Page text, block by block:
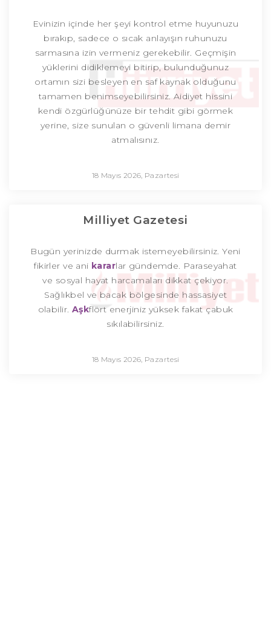
Evinizin içinde her şeyi kontrol etme huyunuzu
bırakıp, sadece o sıcak anlayışın ruhunuzu
sarmasına izin vermeniz gerekebilir. Geçmişin
yüklerini didiklemeyi bitirip, bulunduğunuz
ortamın sizi besleyen en saf kaynak olduğunu
tamamen benimseyebilirsiniz. Aidiyet hissini
kendi özgürlüğünüze bir tehdit gibi görmek
yerine, size sunulan o güvenli limana demir
atmalısınız.
18 Mayıs 2026, Pazartesi
Milliyet Gazetesi
Bugün yerinizde durmak istemeyebilirsiniz. Yeni
fikirler ve ani kararlar gündemde. Paraseyahat
ve sosyal hayat harcamaları dikkat çekiyor.
Sağlıkbel ve bacak bölgesinde hassasiyet
olabilir. Aşkflört enerjiniz yüksek fakat çabuk
sıkılabilirsiniz.
18 Mayıs 2026, Pazartesi